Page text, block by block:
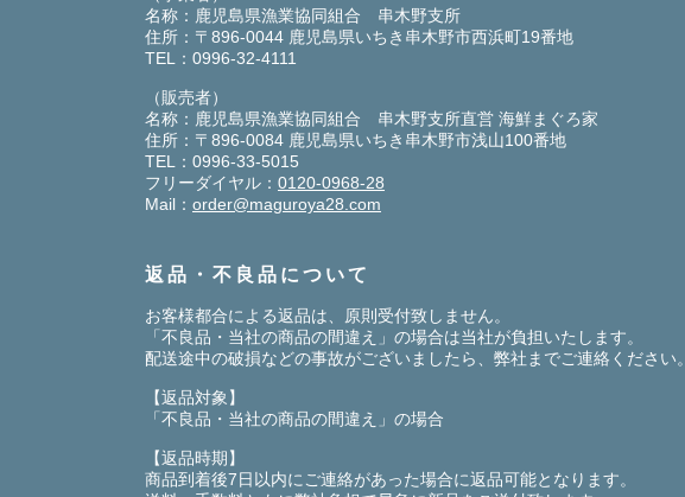
名称：鹿児島県漁業協同組合 串木野支所
住所：〒896-0044 鹿児島県いちき串木野市西浜町19番地
TEL：0996-32-4111
（販売者）
名称：鹿児島県漁業協同組合 串木野支所直営 海鮮まぐろ家
住所：〒896-0084 鹿児島県いちき串木野市浅山100番地
TEL：0996-33-5015
フリーダイヤル： 0120-0968-28
Mail： order@maguroya28.com
返品・不良品について
お客様都合による返品は、原則受付致しません。
「不良品・当社の商品の間違え」の場合は当社が負担いたします。
配送途中の破損などの事故がございましたら、弊社までご連絡ください。
【返品対象】
「不良品・当社の商品の間違え」の場合
【返品時期】
商品到着後7日以内にご連絡があった場合に返品可能となります。